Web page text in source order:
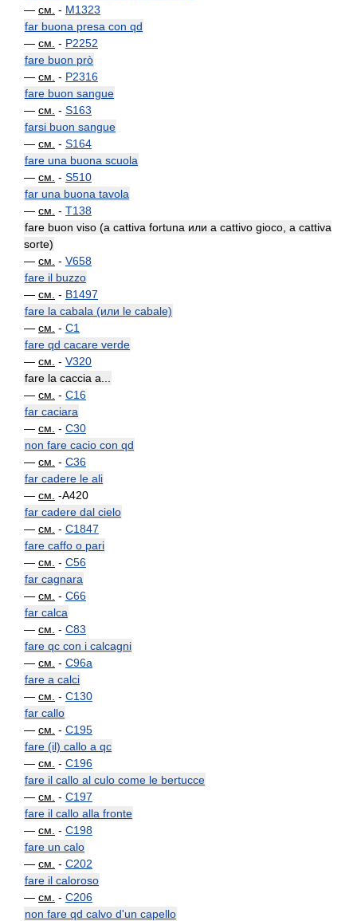
— см. - M1323
far buona presa con qd
— см. - P2252
fare buon prò
— см. - P2316
fare buon sangue
— см. - S163
farsi buon sangue
— см. - S164
fare una buona scuola
— см. - S510
far una buona tavola
— см. - T138
fare buon viso (a cattiva fortuna или a cattivo gioco, a cattiva
sorte)
— см. - V658
fare il buzzo
— см. - B1497
fare la cabala (или le cabale)
— см. - C1
fare qd cacare verde
— см. - V320
fare la caccia a...
— см. - C16
far caciara
— см. - C30
non fare cacio con qd
— см. - C36
far cadere le ali
— см. -A420
far cadere dal cielo
— см. - C1847
fare caffo o pari
— см. - C56
far cagnara
— см. - C66
far calca
— см. - C83
fare qc con i calcagni
— см. - C96a
fare a calci
— см. - C130
far callo
— см. - C195
fare (il) callo a qc
— см. - C196
fare il callo al culo come le bertucce
— см. - C197
fare il callo alla fronte
— см. - C198
fare un calo
— см. - C202
fare il caloroso
— см. - C206
non fare qd calvo d'un capello